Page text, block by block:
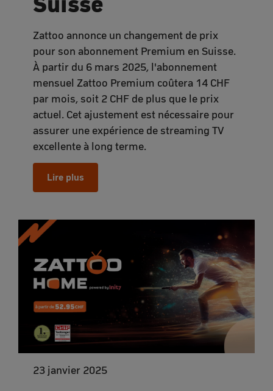
Zattoo annonce un changement de prix
pour son abonnement Premium en Suisse.
À partir du 6 mars 2025, l'abonnement
mensuel Zattoo Premium coûtera 14 CHF
par mois, soit 2 CHF de plus que le prix
actuel. Cet ajustement est nécessaire pour
assurer une expérience de streaming TV
excellente à long terme.
Lire plus
23 janvier 2025